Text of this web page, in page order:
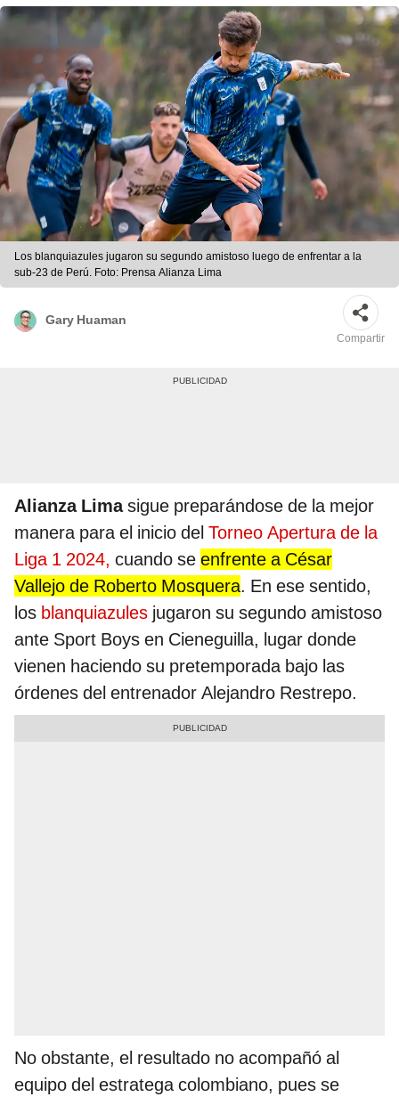
Los blanquiazules jugaron su segundo amistoso luego de enfrentar a la
sub-23 de Perú. Foto: Prensa Alianza Lima
Gary Huaman
Compartir
Alianza Limasigue preparándose de la mejor
manera para el inicio del Torneo Apertura de la
Liga 1 2024, cuando se enfrente a César
Vallejo de Roberto Mosquera. En ese sentido,
los blanquiazules jugaron su segundo amistoso
ante Sport Boys en Cieneguilla, lugar donde
vienen haciendo su pretemporada bajo las
órdenes del entrenador Alejandro Restrepo.
No obstante, el resultado no acompañó al
equipo del estratega colombiano, pues se